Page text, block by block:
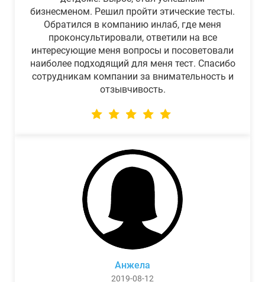
бизнесменом. Решил пройти этические тесты.
Обратился в компанию инлаб, где меня
проконсультировали, ответили на все
интересующие меня вопросы и посоветовали
наиболее подходящий для меня тест. Спасибо
сотрудникам компании за внимательность и
отзывчивость.
Анжела
2019-08-12